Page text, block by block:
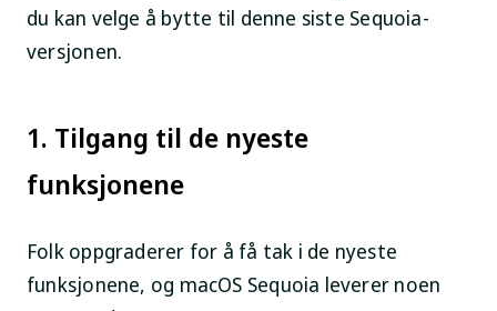
du kan velge å bytte til denne siste Sequoia-
versjonen.
1. Tilgang til de nyeste
funksjonene
Folk oppgraderer for å få tak i de nyeste
funksjonene, og macOS Sequoia leverer noen